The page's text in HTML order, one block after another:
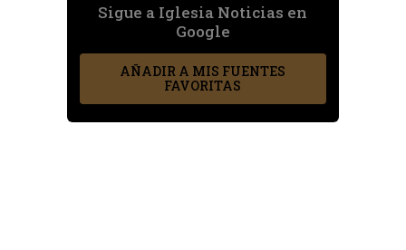
Sigue a Iglesia Noticias en
Google
AÑADIR A MIS FUENTES
FAVORITAS